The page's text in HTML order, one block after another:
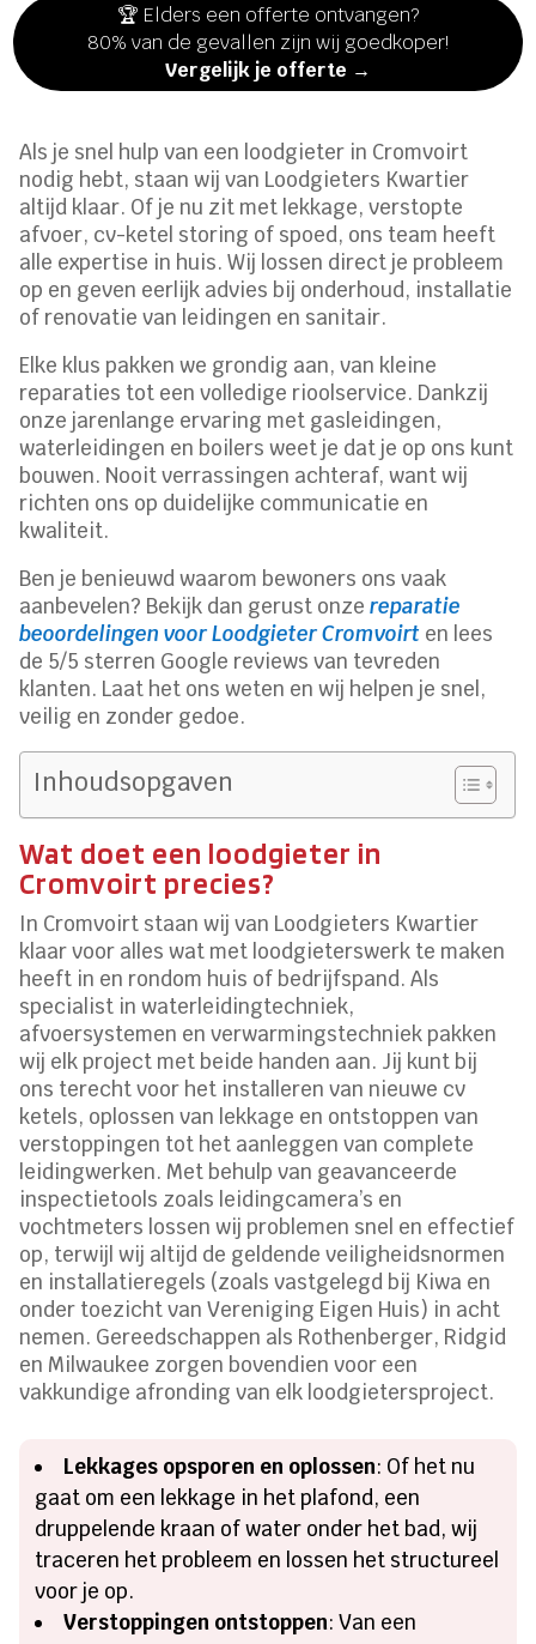
🏆 Elders een offerte ontvangen?
80% van de gevallen zijn wij goedkoper!
Vergelijk je offerte →
Als je snel hulp van een loodgieter in Cromvoirt
nodig hebt, staan wij van Loodgieters Kwartier
altijd klaar. Of je nu zit met lekkage, verstopte
afvoer, cv-ketel storing of spoed, ons team heeft
alle expertise in huis. Wij lossen direct je probleem
op en geven eerlijk advies bij onderhoud, installatie
of renovatie van leidingen en sanitair.
Elke klus pakken we grondig aan, van kleine
reparaties tot een volledige rioolservice. Dankzij
onze jarenlange ervaring met gasleidingen,
waterleidingen en boilers weet je dat je op ons kunt
bouwen. Nooit verrassingen achteraf, want wij
richten ons op duidelijke communicatie en
kwaliteit.
Ben je benieuwd waarom bewoners ons vaak
aanbevelen? Bekijk dan gerust onzereparatie
beoordelingen voor Loodgieter Cromvoirt en lees
de 5/5 sterren Google reviews van tevreden
klanten. Laat het ons weten en wij helpen je snel,
veilig en zonder gedoe.
Inhoudsopgaven
Wat doet een loodgieter in
Cromvoirt precies?
In Cromvoirt staan wij van Loodgieters Kwartier
klaar voor alles wat met loodgieterswerk te maken
heeft in en rondom huis of bedrijfspand. Als
specialist in waterleidingtechniek,
afvoersystemen en verwarmingstechniek pakken
wij elk project met beide handen aan. Jij kunt bij
ons terecht voor het installeren van nieuwe cv
ketels, oplossen van lekkage en ontstoppen van
verstoppingen tot het aanleggen van complete
leidingwerken. Met behulp van geavanceerde
inspectietools zoals leidingcamera’s en
vochtmeters lossen wij problemen snel en effectief
op, terwijl wij altijd de geldende veiligheidsnormen
en installatieregels (zoals vastgelegd bij Kiwa en
onder toezicht van Vereniging Eigen Huis) in acht
nemen. Gereedschappen als Rothenberger, Ridgid
en Milwaukee zorgen bovendien voor een
vakkundige afronding van elk loodgietersproject.
Lekkages opsporen en oplossen: Of het nu
gaat om een lekkage in het plafond, een
druppelende kraan of water onder het bad, wij
traceren het probleem en lossen het structureel
voor je op.
Verstoppingen ontstoppen: Van een